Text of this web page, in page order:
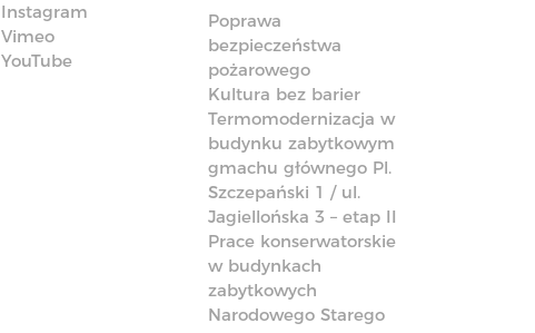
Instagram
Vimeo
YouTube
Poprawa
bezpieczeństwa
pożarowego
Kultura bez barier
Termomodernizacja w
budynku zabytkowym
gmachu głównego Pl.
Szczepański 1 / ul.
Jagiellońska 3 – etap II
Prace konserwatorskie
w budynkach
zabytkowych
Narodowego Starego